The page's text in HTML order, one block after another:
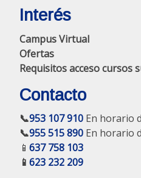
Interés
Campus Virtual
Ofertas
Requisitos acceso cursos
Contacto
📞953 107 910 En horario
📞955 515 890 En horario
📱 637 758 103
📱 623 232 209